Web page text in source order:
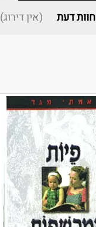
חוות דעת (אין דירוג)